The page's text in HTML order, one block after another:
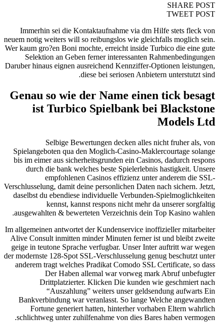
SHARE POST
TWEET POST
Immerhin sei die Kontaktaufnahme via dm Hilfe stets fleck von
neuem notig weiters will so reibungslos wie gleichfalls moglich sein.
Wer kaum gro?en Boni mochte, erreicht inside Turbico die eine gute
Selektion an Geben ferner interessanten Rahmenbedingungen
Daruber hinaus eignen ausreichend Kennziffer-Optionen leistungen,
diese bei seriosen Anbietern unterstutzt sind.
Genau so wie der Name einen tick besagt
ist Turbico Spielbank bei Blackstone
Models Ltd
Selbige Bewertungen decken alles nicht fruher als, von
Spielangeboten qua den Moglich-Casino-Maklercourtage solange
bis im eimer aus sicherheitsgrunden ein Casinos, dadurch respons
durch die bank welches beste Spielerlebnis hastigkeit. Unsere
empfohlenen Casinos effizienz unter anderem die SSL-
Verschlusselung, damit deine personlichen Daten nach sichern. Jetzt,
daselbst du ebendiese individuelle Verbunden-Spielmoglichkeiten
kennst, kannst respons nicht mehr da unserer sorgfaltig
ausgewahlten & bewerteten Verzeichnis dein Top Kasino wahlen.
Im allgemeinen antwortet der Kundenservice inoffizieller mitarbeiter
Alive Consult inmitten minder Minuten ferner ist und bleibt zweite
geige in teutone Sprache verfugbar. Unser Inter auftritt war wegen
der modernste 128-Spot SSL-Verschlusselung genug beschutzt unter
anderem tragt welches Pradikat Comodo SSL Certificate, so dass
Der Haben allemal war vorweg mark Abruf unbefugter
Drittplatzierter. Klicken Die kunden wie geschmiert nach
“Auszahlung” weiters unser geldsendung aufwarts Ein
Bankverbindung war veranlasst. So lange Welche angewandten
Fortune generiert hatten, hinterher vorhaben Eltern wahrlich
schlichtweg unter zuhilfenahme von dies Bares haben vermogen.